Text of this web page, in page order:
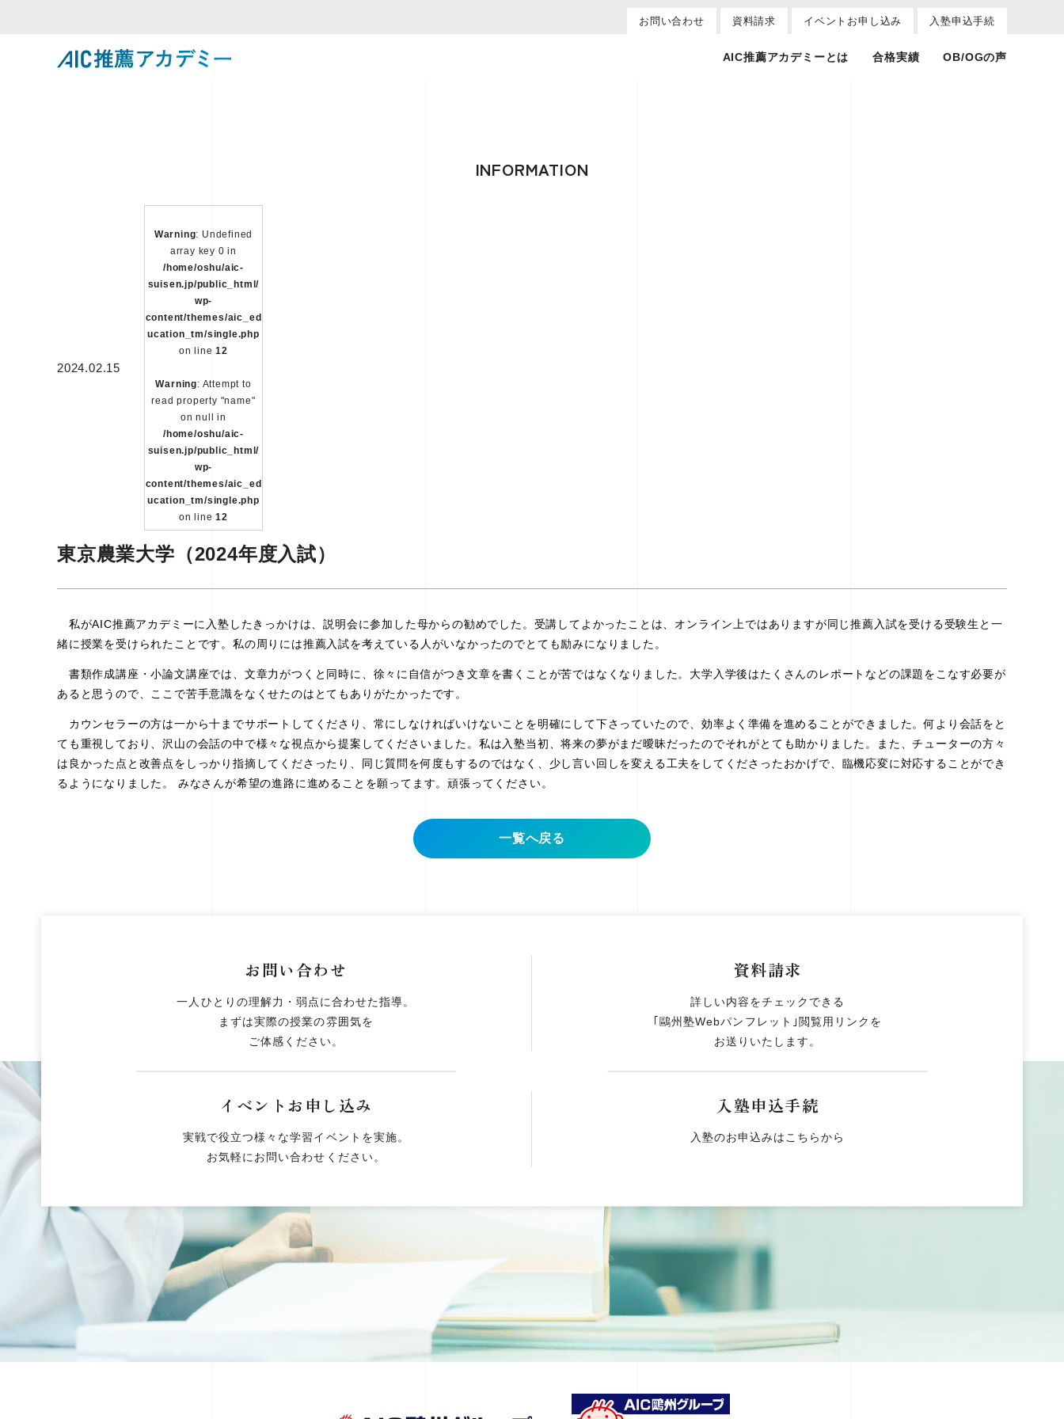
お問い合わせ 資料請求 イベントお申し込み 入塾申込手続
AIC推薦アカデミーとは 合格実績 OB/OGの声
INFORMATION
2024.02.15
Warning: Undefined
array key 0 in
/home/oshu/aic-
suisen.jp/public_html/
wp-
content/themes/aic_ed
ucation_tm/single.php
on line12
Warning: Attempt to
read property "name"
on null in
/home/oshu/aic-
suisen.jp/public_html/
wp-
content/themes/aic_ed
ucation_tm/single.php
on line12
東京農業大学（2024年度入試）
私がAIC推薦アカデミーに入塾したきっかけは、説明会に参加した母からの勧めでした。受講してよかったことは、オンライン上ではありますが同じ推薦入試を受ける受験生と一
緒に授業を受けられたことです。私の周りには推薦入試を考えている人がいなかったのでとても励みになりました。
書類作成講座・小論文講座では、文章力がつくと同時に、徐々に自信がつき文章を書くことが苦ではなくなりました。大学入学後はたくさんのレポートなどの課題をこなす必要が
あると思うので、ここで苦手意識をなくせたのはとてもありがたかったです。
カウンセラーの方は一から十までサポートしてくださり、常にしなければいけないことを明確にして下さっていたので、効率よく準備を進めることができました。何より会話をと
ても重視しており、沢山の会話の中で様々な視点から提案してくださいました。私は入塾当初、将来の夢がまだ曖昧だったのでそれがとても助かりました。また、チューターの方々
は良かった点と改善点をしっかり指摘してくださったり、同じ質問を何度もするのではなく、少し言い回しを変える工夫をしてくださったおかげで、臨機応変に対応することができ
るようになりました。 みなさんが希望の進路に進めることを願ってます。頑張ってください。
一覧へ戻る
お問い合わせ
一人ひとりの理解力・弱点に合わせた指導。
まずは実際の授業の雰囲気を
ご体感ください。
資料請求
詳しい内容をチェックできる
｢鷗州塾Webパンフレット｣閲覧用リンクを
お送りいたします。
イベントお申し込み
実戦で役立つ様々な学習イベントを実施。
お気軽にお問い合わせください。
入塾申込手続
入塾のお申込みはこちらから